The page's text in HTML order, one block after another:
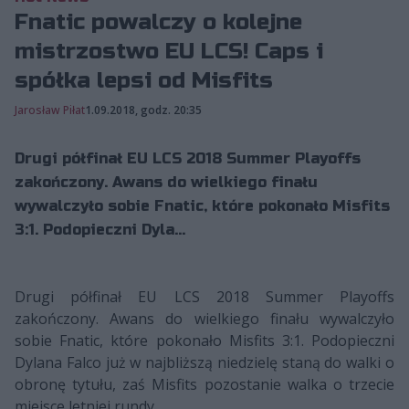
Fnatic powalczy o kolejne
mistrzostwo EU LCS! Caps i
spółka lepsi od Misfits
Jarosław Piłat1.09.2018, godz. 20:35
Drugi półfinał EU LCS 2018 Summer Playoffs
zakończony. Awans do wielkiego finału
wywalczyło sobie Fnatic, które pokonało Misfits
3:1. Podopieczni Dyla...
Drugi półfinał EU LCS 2018 Summer Playoffs
zakończony. Awans do wielkiego finału wywalczyło
sobie Fnatic, które pokonało Misfits 3:1. Podopieczni
Dylana Falco już w najbliższą niedzielę staną do walki o
obronę tytułu, zaś Misfits pozostanie walka o trzecie